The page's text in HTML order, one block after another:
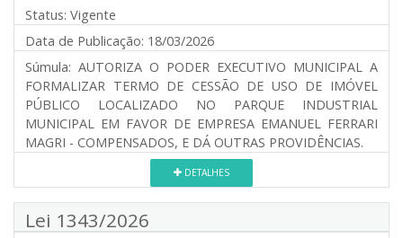
Status: Vigente
Data de Publicação: 18/03/2026
Súmula: AUTORIZA O PODER EXECUTIVO MUNICIPAL A
FORMALIZAR TERMO DE CESSÃO DE USO DE IMÓVEL
PÚBLICO LOCALIZADO NO PARQUE INDUSTRIAL
MUNICIPAL EM FAVOR DE EMPRESA EMANUEL FERRARI
MAGRI - COMPENSADOS, E DÁ OUTRAS PROVIDÊNCIAS.
DETALHES
Lei 1343/2026